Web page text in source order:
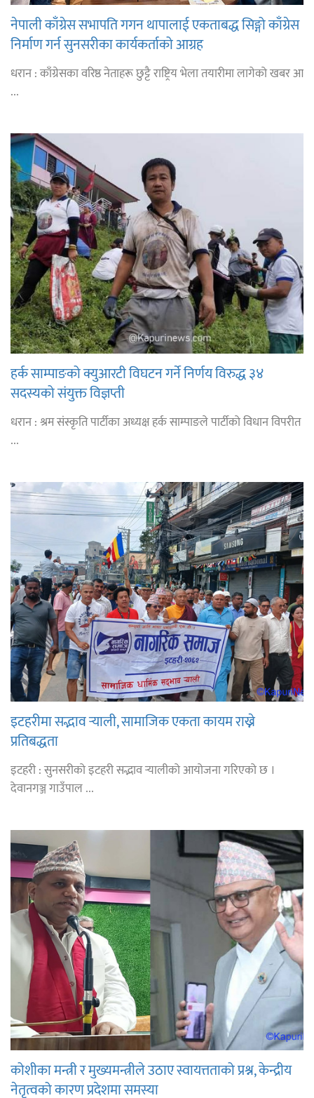
नेपाली काँग्रेस सभापति गगन थापालाई एकताबद्ध सिङ्गो काँग्रेस
निर्माण गर्न सुनसरीका कार्यकर्ताको आग्रह
धरान : काँग्रेसका वरिष्ठ नेताहरू छुट्टै राष्ट्रिय भेला तयारीमा लागेको खबर आ
...
हर्क साम्पाङको क्युआरटी विघटन गर्ने निर्णय विरुद्ध ३४
सदस्यको संयुक्त विज्ञप्ती
धरान : श्रम संस्कृति पार्टीका अध्यक्ष हर्क साम्पाङले पार्टीको विधान विपरीत
...
इटहरीमा सद्भाव र्‍याली, सामाजिक एकता कायम राख्ने
प्रतिबद्धता
इटहरी : सुनसरीको इटहरी सद्भाव र्‍यालीको आयोजना गरिएको छ ।
देवानगञ्ज गाउँपाल ...
कोशीका मन्त्री र मुख्यमन्त्रीले उठाए स्वायत्तताको प्रश्न, केन्द्रीय
नेतृत्वको कारण प्रदेशमा समस्या